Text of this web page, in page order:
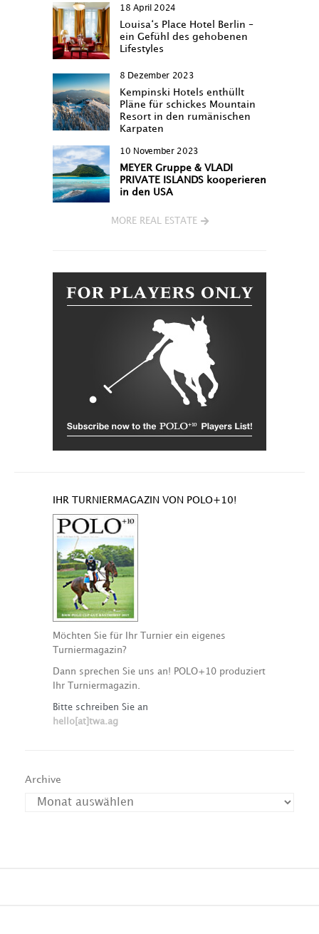
18 April 2024
Louisa‘s Place Hotel Berlin –
ein Gefühl des gehobenen
Lifestyles
8 Dezember 2023
Kempinski Hotels enthüllt
Pläne für schickes Mountain
Resort in den rumänischen
Karpaten
10 November 2023
MEYER Gruppe & VLADI
PRIVATE ISLANDS kooperieren
in den USA
MORE REAL ESTATE
IHR TURNIERMAGAZIN VON POLO+10!
Möchten Sie für Ihr Turnier ein eigenes
Turniermagazin?
Dann sprechen Sie uns an! POLO+10 produziert
Ihr Turniermagazin.
Bitte schreiben Sie an
hello[at]twa.ag
Archive